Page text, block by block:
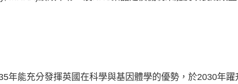
年能充分發揮英國在科學與基因體學的優勢，於2030年